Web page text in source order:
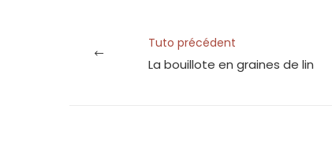
Tuto précédent
La bouillote en graines de lin